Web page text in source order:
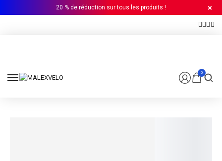
20 % de réduction sur tous les produits !
0